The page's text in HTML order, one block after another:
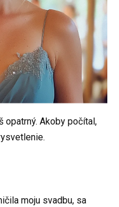
opatrný. Akoby počítal,
moju svadbu, sa